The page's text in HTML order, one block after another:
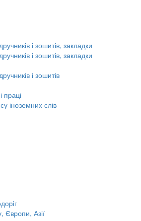
і зошитів, закладки
і зошитів, закладки
і зошитів
праці
іноземних слів
Європи, Азії